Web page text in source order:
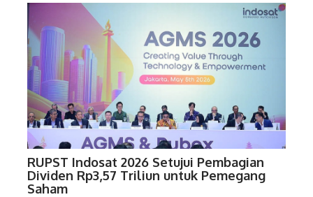
RUPST Indosat 2026 Setujui Pembagian
Dividen Rp3,57 Triliun untuk Pemegang
Saham